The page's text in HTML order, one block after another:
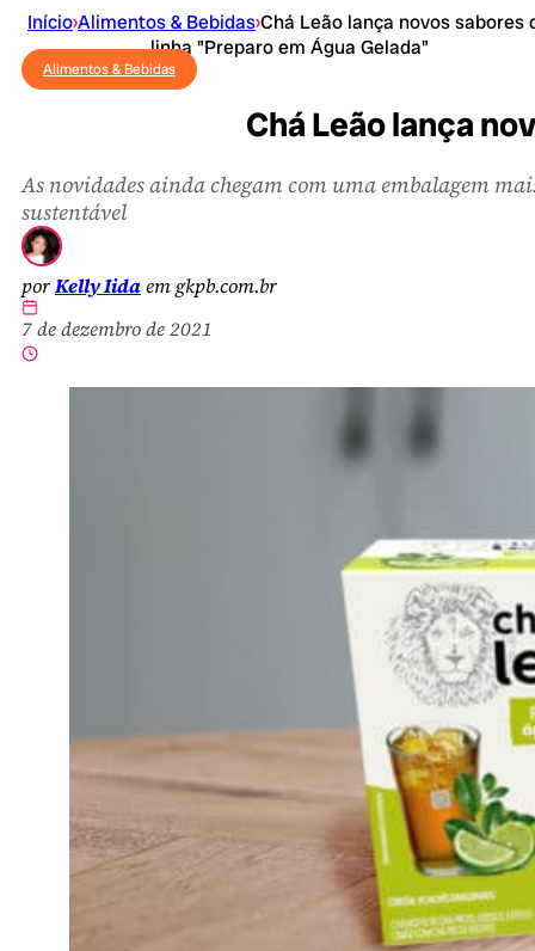
Início›Alimentos & Bebidas›Chá Leão lança novos sabores
linha "Preparo em Água Gelada"
Alimentos & Bebidas
Chá Leão lança
As novidades ainda chegam com uma embalagem
sustentável
porKelly Iidaem gkpb.com.br
7 de dezembro de 2021